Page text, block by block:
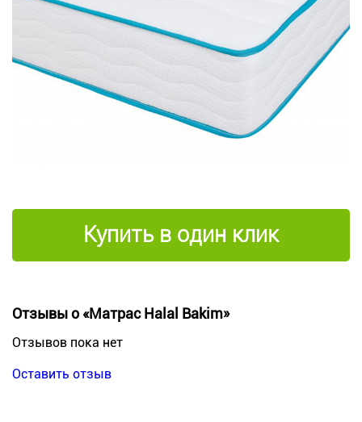
Купить в один клик
Отзывы о «Матрас Halal Bakim»
Отзывов пока нет
Оставить отзыв